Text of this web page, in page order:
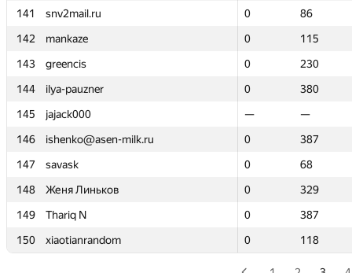
141
snv2mail.ru 0
86
142
mankaze 0
115
143
greencis 0
230
144
ilya-pauzner 0
380
145
jajack000 —
—
146
ishenko@asen-milk.ru 0
387
147
savask 0
68
148
Женя Линьков 0
329
149
Thariq N 0
387
150
xiaotianrandom 0 118
141
snv2mail.ru 0
86
142
mankaze 0
115
143
greencis 0
230
144
ilya-pauzner 0
380
145
jajack000 —
—
146
ishenko@asen-milk.ru 0
387
147
savask 0
68
148
Женя Линьков 0
329
149
Thariq N 0
387
150
xiaotianrandom 0 118